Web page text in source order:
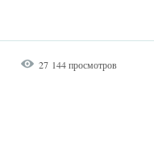
27 144 просмотров